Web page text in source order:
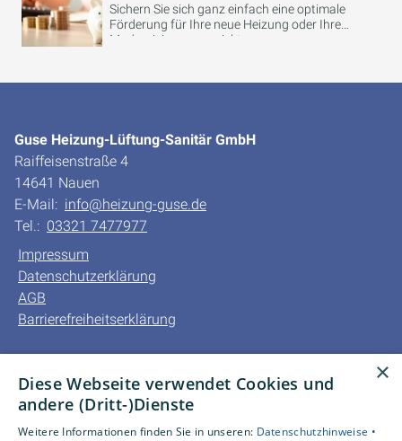
Sichern Sie sich ganz einfach eine optimale
Förderung für Ihre neue Heizung oder Ihre
Modernisierungsprojekte.
Guse Heizung-Lüftung-Sanitär GmbH
Raiffeisenstraße 4
14641 Nauen
E-Mail: info@heizung-guse.de
Tel.: 03321 7477977
Impressum
Datenschutzerklärung
AGB
Barrierefreiheitserklärung
Privatkunden
Gewerbekunden
Karriere
×
Diese Webseite verwendet Cookies und
andere (Dritt-)Dienste
Weitere Informationen finden Sie in unseren: Datenschutzhinweise •